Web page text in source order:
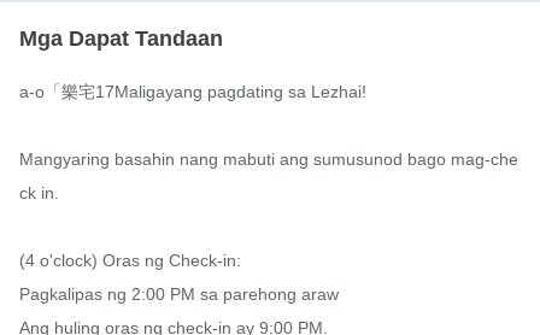
Mga Dapat Tandaan
a-o「樂宅17Maligayang pagdating sa Lezhai!
Mangyaring basahin nang mabuti ang sumusunod bago mag-che
ck in.
(4 o'clock) Oras ng Check-in:
Pagkalipas ng 2:00 PM sa parehong araw
Ang huling oras ng check-in ay 9:00 PM.